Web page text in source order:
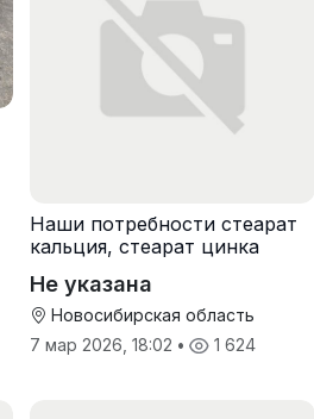
Наши потребности стеарат
кальция, стеарат цинка
Не указана
Новосибирская область
7 мар 2026, 18:02 • 1 624